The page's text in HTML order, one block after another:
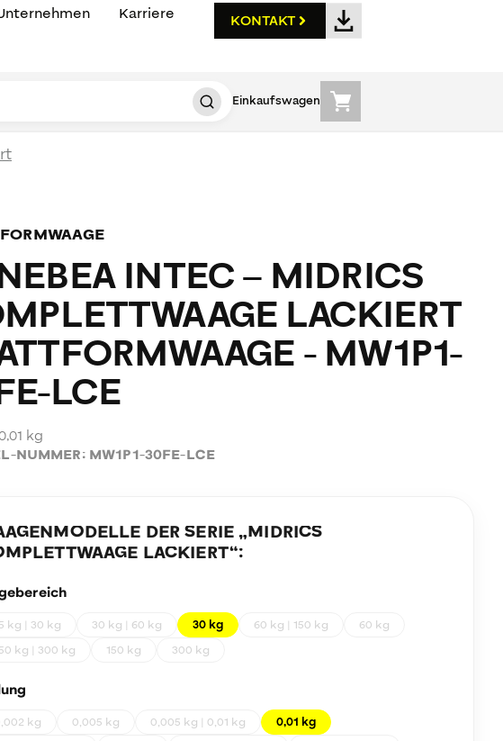
Karriere KONTAKT
Einkaufswagen
INTEC – MIDRICS
LACKIERT
- MW1P1-
LCE
kg
NUMMER: MW1P1-30FE-LCE
DER SERIE „MIDRICS
LACKIERT“:
kg | 30 kg 30 kg | 60 kg 30 kg 60 kg | 150 kg
60 kg
kg | 300 kg
150 kg 300 kg
kg 0,005 kg 0,005 kg | 0,01 kg
0,01 kg